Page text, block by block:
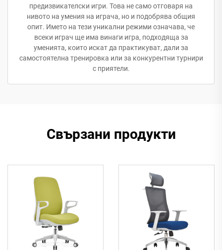
предизвикателски игри. Това не само отговаря на
нивото на умения на играча, но и подобрява общия
опит. Името на тези уникални режими означава, че
всеки играч ще има винаги игра, подходяща за
уменията, които искат да практикуват, дали за
самостоятелна тренировка или за конкурентни турнири
с приятели.
Свързани продукти